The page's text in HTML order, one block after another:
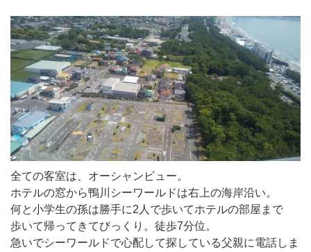
全ての客室は、オーシャンビュー。
ホテルの窓から鴨川シーワールドは右上の海岸沿い。
何と小学生の孫は勝手に2人で歩いてホテルの部屋まで
歩いて帰ってきてびっくり。徒歩7分位。
急いでシーワールドで心配して探している父親に電話しま